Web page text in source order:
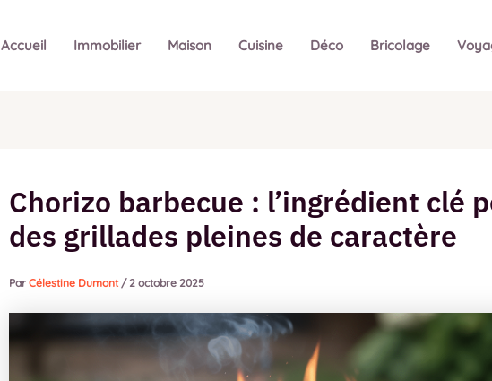
Accueil Immobilier Maison Cuisine Déco Bricolage
Chorizo barbecue : l’ingrédient clé
des grillades pleines de caractère
Par Célestine Dumont/ 2 octobre 2025